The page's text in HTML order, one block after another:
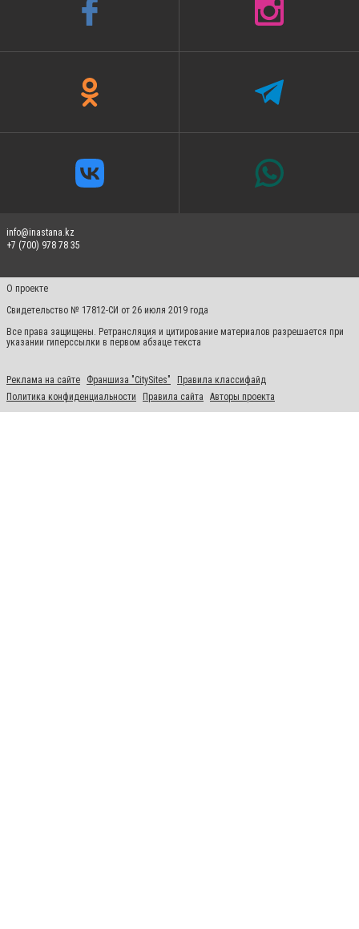
info@inastana.kz
+7 (700) 978 78 35
О проекте
Свидетельство № 17812-СИ от 26 июля 2019 года
Все права защищены. Ретрансляция и цитирование материалов разрешается при
указании гиперссылки в первом абзаце текста
Реклама на сайте Франшиза "CitySites"
Правила классифайд
Политика конфиденциальности
Правила сайта Авторы проекта